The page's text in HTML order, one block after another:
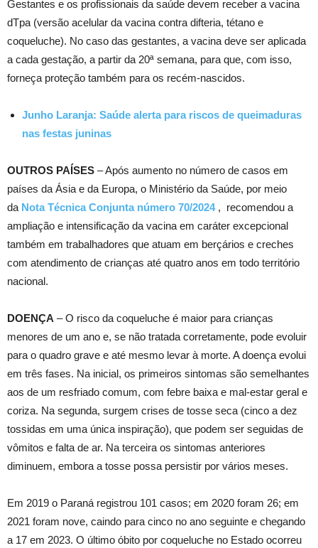
Gestantes e os profissionais da saúde devem receber a vacina
dTpa (versão acelular da vacina contra difteria, tétano e
coqueluche). No caso das gestantes, a vacina deve ser aplicada
a cada gestação, a partir da 20ª semana, para que, com isso,
forneça proteção também para os recém-nascidos.
Junho Laranja: Saúde alerta para riscos de queimaduras
nas festas juninas
OUTROS PAÍSES – Após aumento no número de casos em
países da Ásia e da Europa, o Ministério da Saúde, por meio
da Nota Técnica Conjunta número 70/2024 , recomendou a
ampliação e intensificação da vacina em caráter excepcional
também em trabalhadores que atuam em berçários e creches
com atendimento de crianças até quatro anos em todo território
nacional.
DOENÇA – O risco da coqueluche é maior para crianças
menores de um ano e, se não tratada corretamente, pode evoluir
para o quadro grave e até mesmo levar à morte. A doença evolui
em três fases. Na inicial, os primeiros sintomas são semelhantes
aos de um resfriado comum, com febre baixa e mal-estar geral e
coriza. Na segunda, surgem crises de tosse seca (cinco a dez
tossidas em uma única inspiração), que podem ser seguidas de
vômitos e falta de ar. Na terceira os sintomas anteriores
diminuem, embora a tosse possa persistir por vários meses.
Em 2019 o Paraná registrou 101 casos; em 2020 foram 26; em
2021 foram nove, caindo para cinco no ano seguinte e chegando
a 17 em 2023. O último óbito por coqueluche no Estado ocorreu